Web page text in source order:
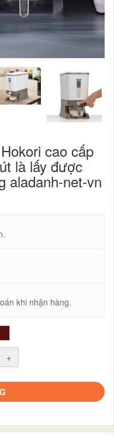
cao cấp
là lấy được
aladanh-net-vn
khi nhận hàng.
+